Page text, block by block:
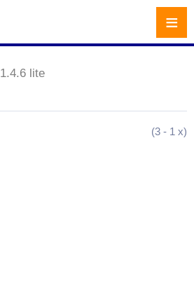
1.4.6 lite
(3 - 1 x)
≡